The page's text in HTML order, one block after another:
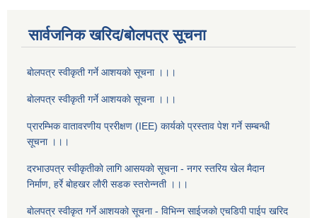
सार्वजनिक खरिद/बोलपत्र सूचना
बाेलपत्र स्वीकृती गर्ने आशयकाे सूचना ।।।
बाेलपत्र स्वीकृती गर्ने आशयकाे सूचना ।।।
प्रारम्भिक वातावरणीय प्ररीक्षण (IEE) कार्यकाे प्रस्ताव पेश गर्ने सम्बन्धी
सूचना ।।।
दरभाउपत्र स्वीकृतीकाे लागि आसयकाे सूचना - नगर स्तरिय खेल मैदान
निर्माण, हर्रे बाेहखर लाैरी सडक स्तराेन्नती ।।।
बाेलपत्र स्वीकृत गर्ने आशयकाे सूचना - विभिन्न साईजकाे एचडिपी पाईप खरिद